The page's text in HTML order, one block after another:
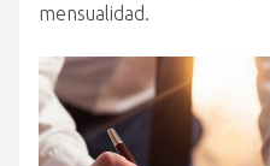
mensualidad.